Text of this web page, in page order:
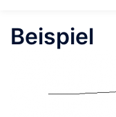
Beispiel